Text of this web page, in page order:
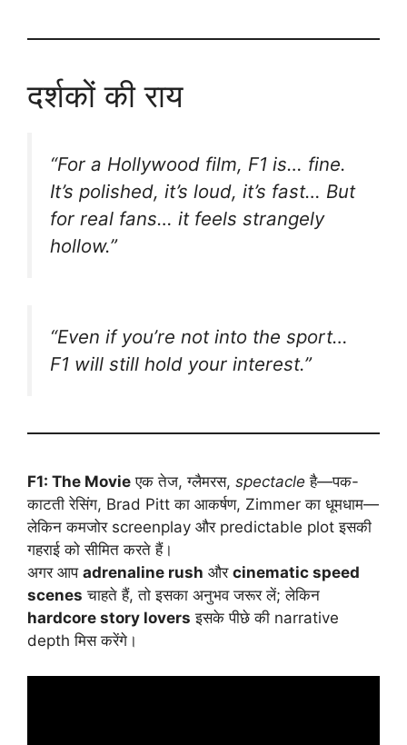
दर्शकों की राय
“For a Hollywood film, F1 is… fine.
It’s polished, it’s loud, it’s fast… But
for real fans… it feels strangely
hollow.”
“Even if you’re not into the sport…
F1 will still hold your interest.”
F1: The Movie एक तेज, ग्लैमरस, spectacle है—पक-
काटती रेसिंग, Brad Pitt का आकर्षण, Zimmer का धूमधाम—
लेकिन कमजोर screenplay और predictable plot इसकी
गहराई को सीमित करते हैं।
अगर आप adrenaline rush और cinematic speed
scenes चाहते हैं, तो इसका अनुभव जरूर लें; लेकिन
hardcore story lovers इसके पीछे की narrative
depth मिस करेंगे।